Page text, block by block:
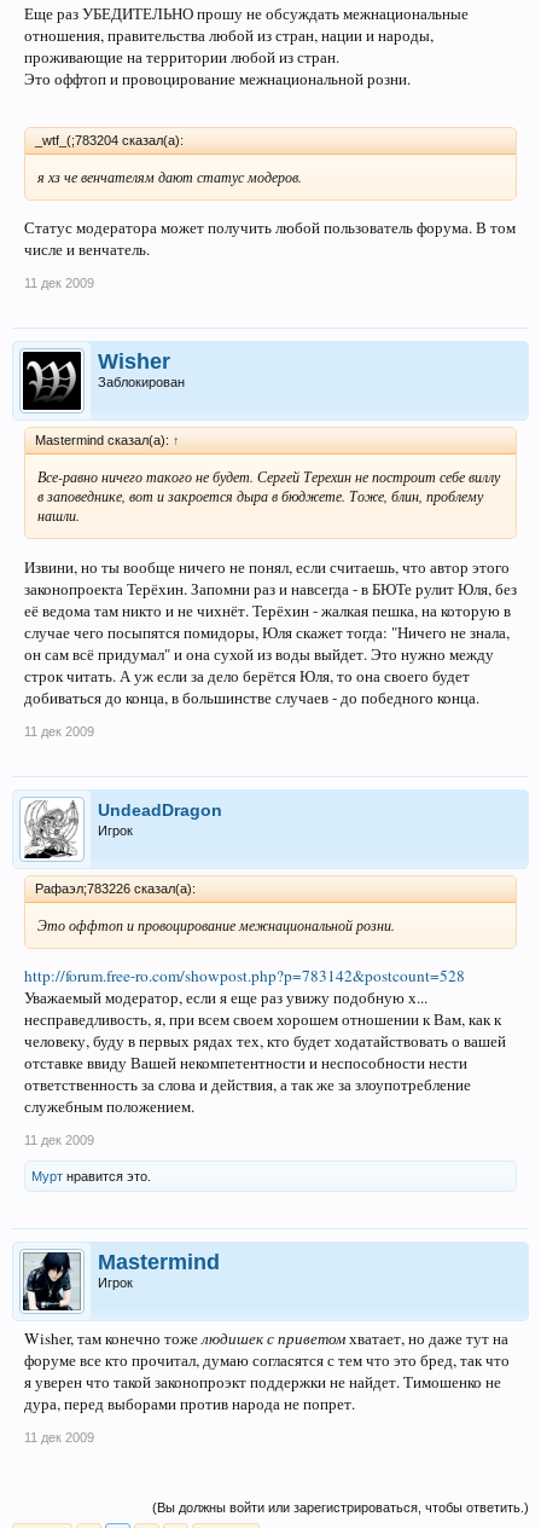
Еще раз УБЕДИТЕЛЬНО прошу не обсуждать межнациональные
отношения, правительства любой из стран, нации и народы,
проживающие на территории любой из стран.
Это оффтоп и провоцирование межнациональной розни.
_wtf_(;783204 сказал(а):
я хз че венчателям дают статус модеров.
Статус модератора может получить любой пользователь форума. В том
числе и венчатель.
11 дек 2009
Wisher
Заблокирован
Mastermind сказал(а): ↑
Все-равно ничего такого не будет. Сергей Терехин не построит себе виллу
в заповеднике, вот и закроется дыра в бюджете. Тоже, блин, проблему
нашли.
Извини, но ты вообще ничего не понял, если считаешь, что автор этого
законопроекта Терёхин. Запомни раз и навсегда - в БЮТе рулит Юля, без
её ведома там никто и не чихнёт. Терёхин - жалкая пешка, на которую в
случае чего посыпятся помидоры, Юля скажет тогда: "Ничего не знала,
он сам всё придумал" и она сухой из воды выйдет. Это нужно между
строк читать. А уж если за дело берётся Юля, то она своего будет
добиваться до конца, в большинстве случаев - до победного конца.
11 дек 2009
UndeadDragon
Игрок
Рафаэл;783226 сказал(а):
Это оффтоп и провоцирование межнациональной розни.
http://forum.free-ro.com/showpost.php?p=783142&postcount=528
Уважаемый модератор, если я еще раз увижу подобную х...
несправедливость, я, при всем своем хорошем отношении к Вам, как к
человеку, буду в первых рядах тех, кто будет ходатайствовать о вашей
отставке ввиду Вашей некомпетентности и неспособности нести
ответственность за слова и действия, а так же за злоупотребление
служебным положением.
11 дек 2009
Мурт нравится это.
Mastermind
Игрок
Wisher, там конечно тожелюдишек с приветомхватает, но даже тут на
форуме все кто прочитал, думаю согласятся с тем что это бред, так что
я уверен что такой законопроэкт поддержки не найдет. Тимошенко не
дура, перед выборами против народа не попрет.
11 дек 2009
(Вы должны войти или зарегистрироваться, чтобы ответить.)